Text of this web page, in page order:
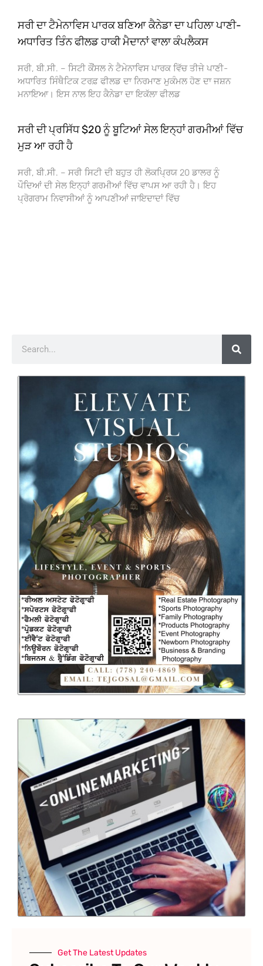
ਸਰੀ ਦਾ ਟੈਮੇਨਾਵਿਸ ਪਾਰਕ ਬਣਿਆ ਕੈਨੇਡਾ ਦਾ ਪਹਿਲਾ ਪਾਣੀ-
ਅਧਾਰਿਤ ਤਿੰਨ ਫੀਲਡ ਹਾਕੀ ਮੈਦਾਨਾਂ ਵਾਲਾ ਕੰਪਲੈਕਸ
ਸਰੀ, ਬੀ.ਸੀ. – ਸਿਟੀ ਕੌਂਸਲ ਨੇ ਟੈਮੇਨਾਵਿਸ ਪਾਰਕ ਵਿੱਚ ਤੀਜੇ ਪਾਣੀ-
ਅਧਾਰਿਤ ਸਿੰਥੈਟਿਕ ਟਰਫ਼ ਫੀਲਡ ਦਾ ਨਿਰਮਾਣ ਮੁਕੰਮਲ ਹੋਣ ਦਾ ਜਸ਼ਨ
ਮਨਾਇਆ। ਇਸ ਨਾਲ ਇਹ ਕੈਨੇਡਾ ਦਾ ਇਕੱਲਾ ਫੀਲਡ
ਸਰੀ ਦੀ ਪ੍ਰਸਿੱਧ $20 ਨੂੰ ਬੂਟਿਆਂ ਸੇਲ ਇਨ੍ਹਾਂ ਗਰਮੀਆਂ ਵਿੱਚ
ਮੁੜ ਆ ਰਹੀ ਹੈ
ਸਰੀ, ਬੀ.ਸੀ. – ਸਰੀ ਸਿਟੀ ਦੀ ਬਹੁਤ ਹੀ ਲੋਕਪ੍ਰਿਯ 20 ਡਾਲਰ ਨੂੰ
ਪੌਦਿਆਂ ਦੀ ਸੇਲ ਇਨ੍ਹਾਂ ਗਰਮੀਆਂ ਵਿੱਚ ਵਾਪਸ ਆ ਰਹੀ ਹੈ। ਇਹ
ਪ੍ਰੋਗਰਾਮ ਨਿਵਾਸੀਆਂ ਨੂੰ ਆਪਣੀਆਂ ਜਾਇਦਾਦਾਂ ਵਿੱਚ
Get The Latest Updates